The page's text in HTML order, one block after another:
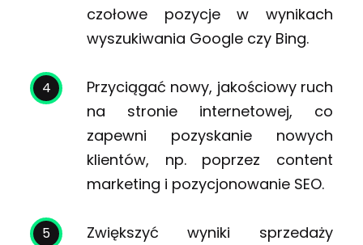
czołowe pozycje w wynikach
wyszukiwania Google czy Bing.
Przyciągać nowy, jakościowy ruch
na stronie internetowej, co
zapewni pozyskanie nowych
klientów, np. poprzez content
marketing i pozycjonowanie SEO.
Zwiększyć wyniki sprzedaży